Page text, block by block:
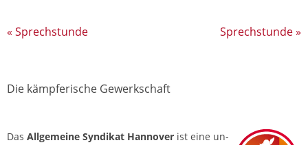
« Sprechstunde Sprechstunde»
Die kämpferische Gewerkschaft
Das Allgemeine Syndikat Hannover ist eine un­